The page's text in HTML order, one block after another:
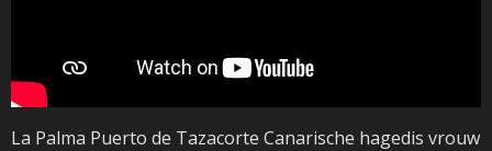
La Palma Puerto de Tazacorte Canarische hagedis vrouw